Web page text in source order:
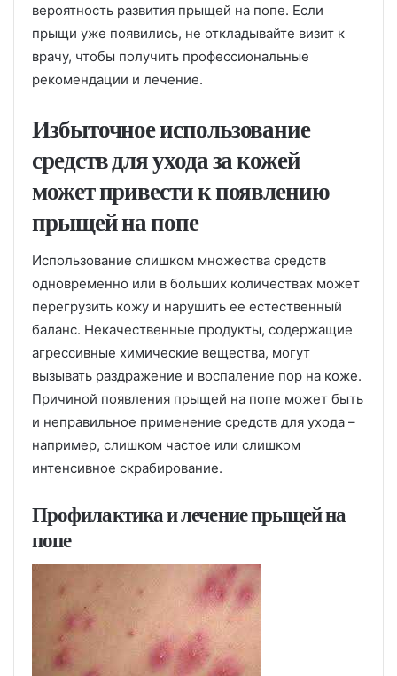
вероятность развития прыщей на попе. Если
прыщи уже появились, не откладывайте визит к
врачу, чтобы получить профессиональные
рекомендации и лечение.
Избыточное использование
средств для ухода за кожей
может привести к появлению
прыщей на попе
Использование слишком множества средств
одновременно или в больших количествах может
перегрузить кожу и нарушить ее естественный
баланс. Некачественные продукты, содержащие
агрессивные химические вещества, могут
вызывать раздражение и воспаление пор на коже.
Причиной появления прыщей на попе может быть
и неправильное применение средств для ухода –
например, слишком частое или слишком
интенсивное скрабирование.
Профилактика и лечение прыщей на
попе